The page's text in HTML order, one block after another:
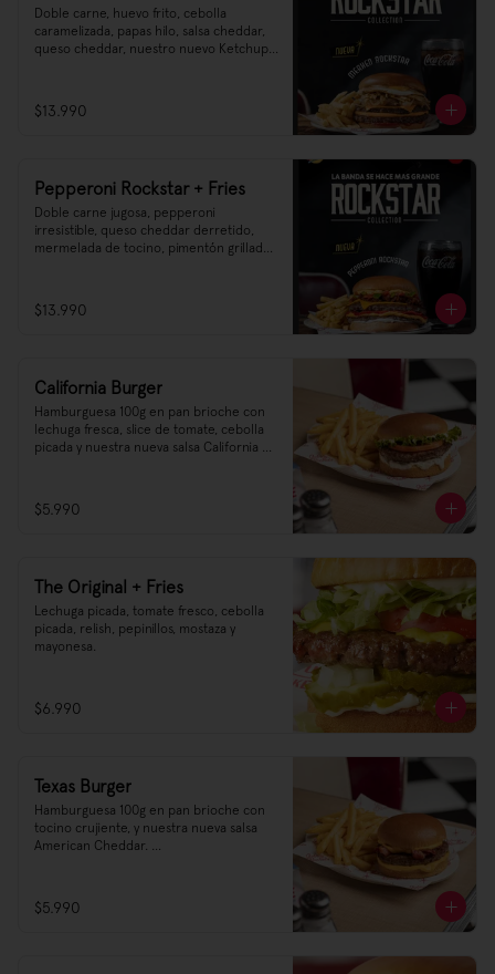
Doble carne, huevo frito, cebolla
caramelizada, papas hilo, salsa cheddar,
queso cheddar, nuestro nuevo Ketchup
$13.990
Pepperoni Rockstar + Fries
Doble carne jugosa, pepperoni
irresistible, queso cheddar derretido,
mermelada de tocino, pimentón grillado,
$13.990
California Burger
Hamburguesa 100g en pan brioche con
lechuga fresca, slice de tomate, cebolla
picada y nuestra nueva salsa California
Desde las cálidas costas del estado de
California traemos una receta
$5.990
The Original + Fries
Lechuga picada, tomate fresco, cebolla
picada, relish, pepinillos, mostaza y
mayonesa.
$6.990
Texas Burger
Hamburguesa 100g en pan brioche con
tocino crujiente, y nuestra nueva salsa
American Cheddar.
de USA, Texas se reconoce por la calidad
de su carne y sus recetas, donde
$5.990